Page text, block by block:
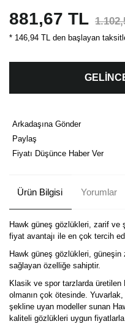
881,67 TL
* 146,94 TL den başlayan
Arkadaşına Gönder
Paylaş
Fiyatı Düşünce Haber Ver
Ürün Bilgisi Yorumlar
Hawk güneş gözlükleri, zarif ve
fiyat avantajı ile en çok tercih
Hawk güneş gözlükleri, güneşin
sağlayan özelliğe sahiptir.
Klasik ve spor tarzlarda
olmanın çok ötesinde.
şekline uyan modeller sunan
kaliteli gözlükleri uygun fiyatlarla